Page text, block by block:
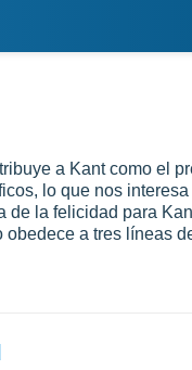
a Kant como el
lo que nos
la felicidad para
a tres líneas